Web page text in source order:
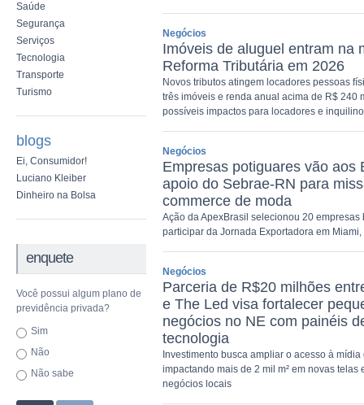
Saúde
Segurança
Serviços
Tecnologia
Transporte
Turismo
blogs
Ei, Consumidor!
Luciano Kleiber
Dinheiro na Bolsa
enquete
Você possui algum plano de
previdência privada?
Sim
Não
Não sabe
Negócios
Imóveis de aluguel entram na
Reforma Tributária em 2026
Novos tributos atingem locadores pessoas
três imóveis e renda anual acima de R$ 240
possíveis impactos para locadores e
Negócios
Empresas potiguares vão aos
apoio do Sebrae-RN para
commerce de moda
Ação da ApexBrasil selecionou 20 empresas
participar da Jornada Exportadora em Miami,
Negócios
Parceria de R$20 milhões
e The Led visa fortalecer
negócios no NE com painéis
tecnologia
Investimento busca ampliar o acesso à mídia
impactando mais de 2 mil m² em novas telas
negócios locais